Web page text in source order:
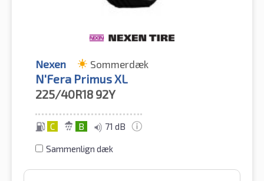
Nexen Sommerdæk
N'Fera Primus XL
225/40R18 92Y
C B 71 dB
Sammenlign dæk